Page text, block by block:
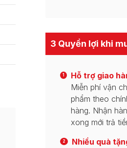
3 Quyền lợi khi
1 Hỗ trợ giao
Miễn phí vận
phẩm theo
hàng. Nhận
xong mới trả
2
Nhiều quà